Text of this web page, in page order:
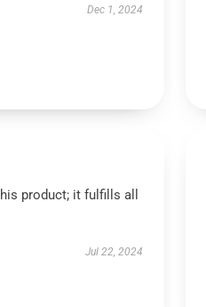
Dec 1, 2024
product; it fulfills all
Jul 22, 2024